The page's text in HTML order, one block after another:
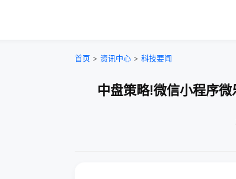
首页 > 资讯中心 > 科技要闻
中盘策略!微信小程序